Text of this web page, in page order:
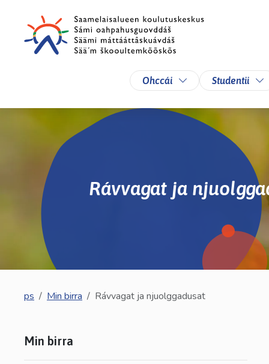
Skip to main content Skip to main navigation
Ohccái Toggle Dropdown
Studentii
Rávvagat ja
ps Min birra Rávvagat ja njuolggadusat
Min birra